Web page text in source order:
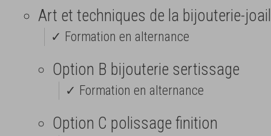
Art et techniques de la bijouterie-
✓ Formation en alternance
Option B bijouterie sertissage
✓ Formation en alternance
Option C polissage finition